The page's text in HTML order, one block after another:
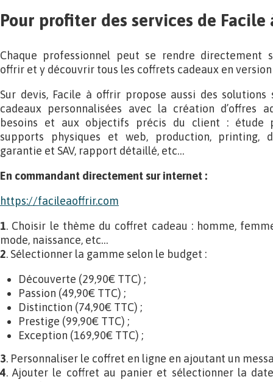
Pour profiter des services de
Chaque professionnel peut se rendre
offrir et y découvrir tous les coffrets cadeaux en
Sur devis, Facile à offrir propose aussi des
cadeaux personnalisées avec la création d’offres
besoins et aux objectifs précis du client : étude
supports physiques et web, production, printing,
garantie et SAV, rapport détaillé, etc…
En commandant directement sur internet :
https://facileaoffrir.com
1. Choisir le thème du coffret cadeau : homme,
mode, naissance, etc…
2. Sélectionner la gamme selon le budget :
Découverte (29,90€ TTC) ;
Passion (49,90€ TTC) ;
Distinction (74,90€ TTC) ;
Prestige (99,90€ TTC) ;
Exception (169,90€ TTC) ;
3. Personnaliser le coffret en ligne en ajoutant un
4. Ajouter le coffret au panier et sélectionner la